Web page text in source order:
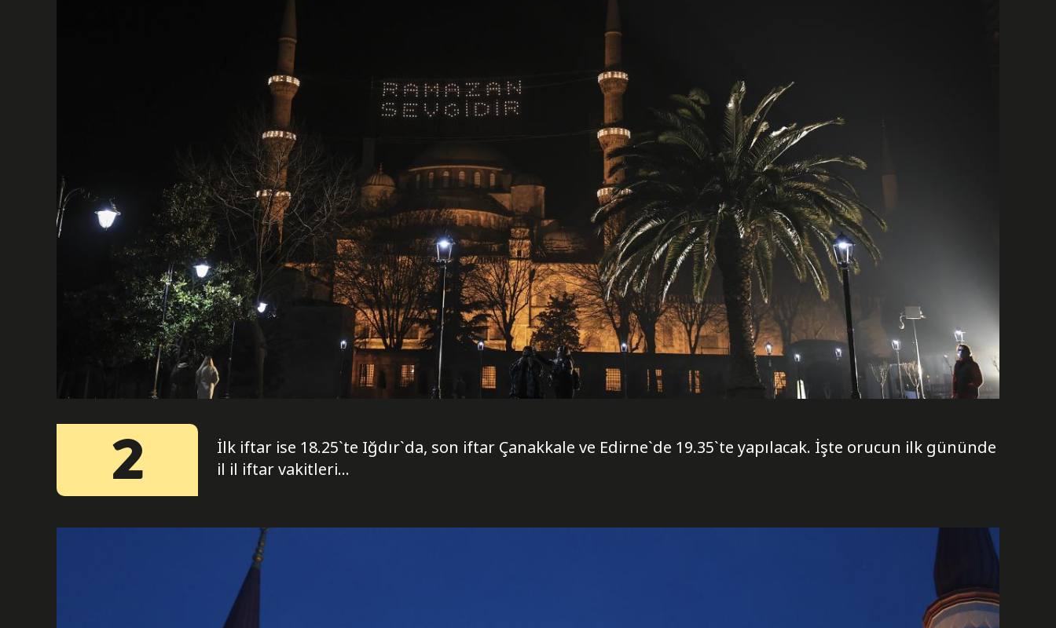
2
İlk iftar ise 18.25`te Iğdır`da, son iftar Çanakkale ve Edirne`de 19.35`te yapılacak. İşte orucun ilk gününde
il il iftar vakitleri...